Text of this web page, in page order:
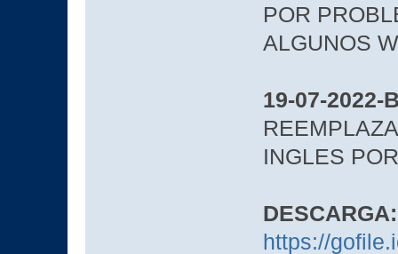
POR
ALGUNOS
19-07-2022-
INGLES
DESCARGA:
https://